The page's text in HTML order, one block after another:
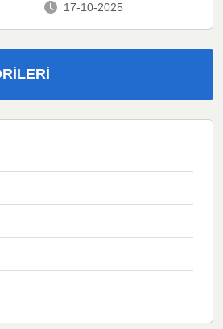
17-10-2025